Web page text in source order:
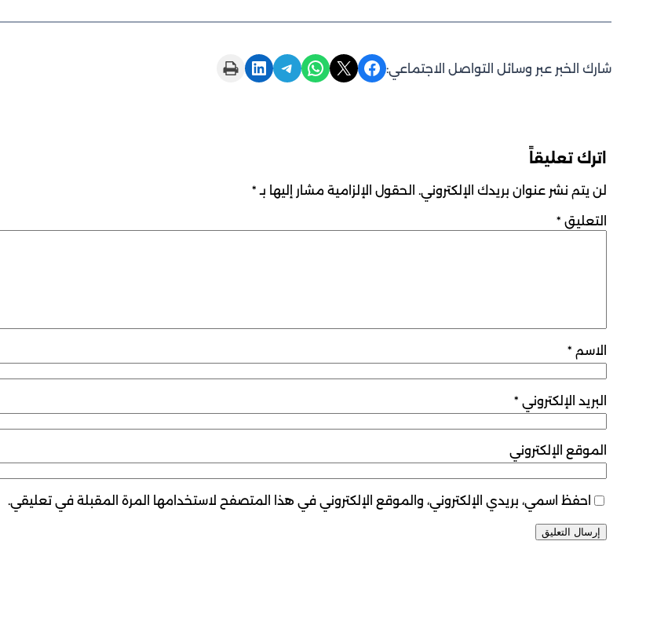
شارك الخبر عبر وسائل التواصل الاجتماعي: Share on Facebook
Share on X
Share on WhatsApp
Share on Telegram
Share on LinkedIn
Print this Page
اترك تعليقاً
لن يتم نشر عنوان بريدك الإلكتروني. الحقول الإلزامية مشار إليها بـ *
التعليق *
الاسم *
البريد الإلكتروني *
الموقع الإلكتروني
احفظ اسمي، بريدي الإلكتروني، والموقع الإلكتروني في هذا المتصفح لاستخدامها المرة المقبلة في تعليقي.